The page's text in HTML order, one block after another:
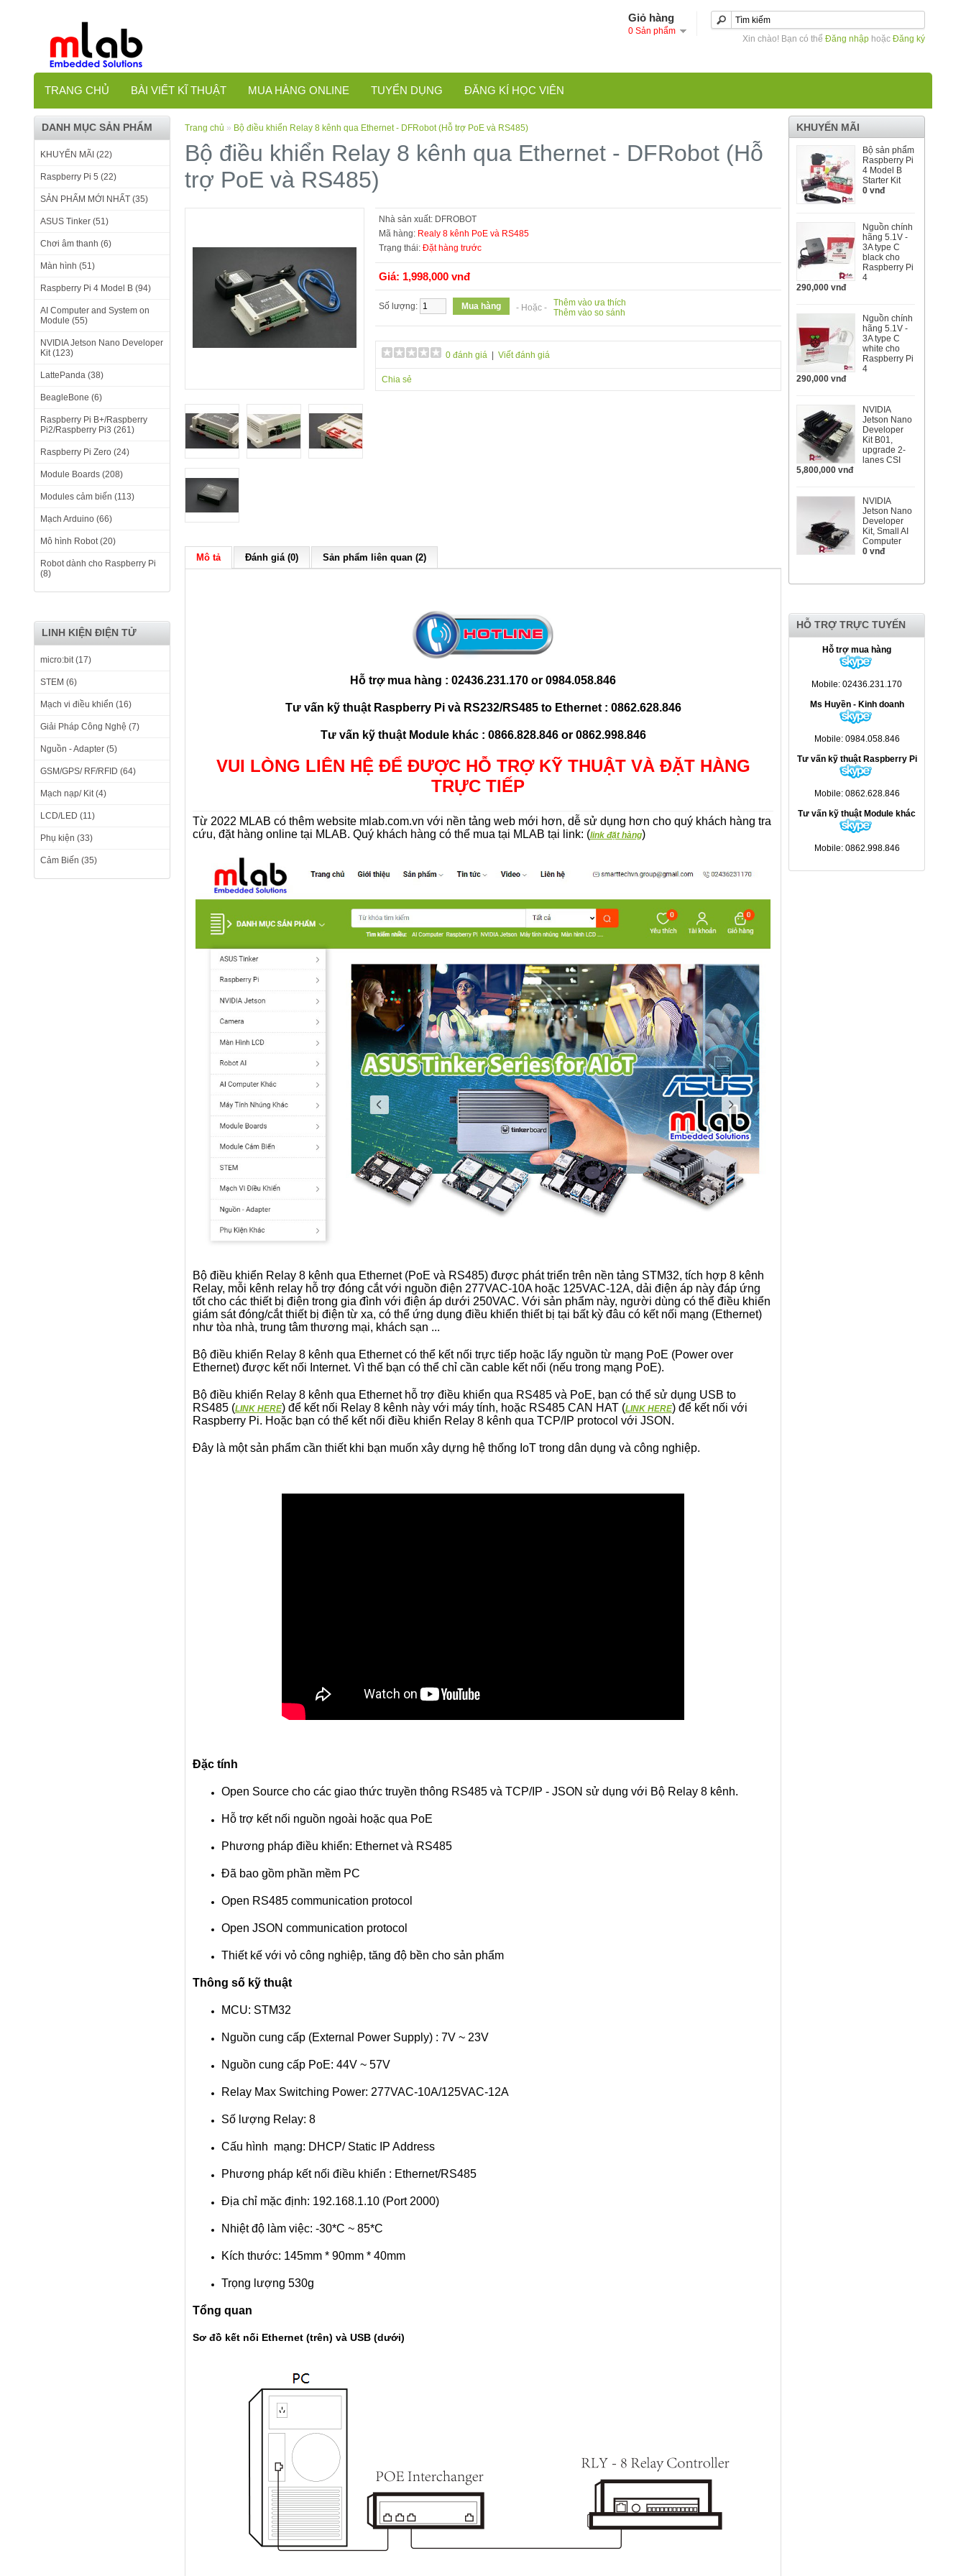
Giỏ hàng
0 Sản phẩm
Xin chào! Bạn có thể Đăng nhập hoặc Đăng ký
TRANG CHỦ BÀI VIẾT KĨ THUẬT MUA HÀNG ONLINE TUYỂN DỤNG ĐĂNG KÍ HỌC VIÊN
DANH MỤC SẢN PHẨM
KHUYẾN MÃI (22)
Raspberry Pi 5 (22)
SẢN PHẨM MỚI NHẤT (35)
ASUS Tinker (51)
Chơi âm thanh (6)
Màn hình (51)
Raspberry Pi 4 Model B (94)
AI Computer and System on
Module (55)
NVIDIA Jetson Nano Developer
Kit (123)
LattePanda (38)
BeagleBone (6)
Raspberry Pi B+/Raspberry
Pi2/Raspberry Pi3 (261)
Raspberry Pi Zero (24)
Module Boards (208)
Modules cảm biến (113)
Mạch Arduino (66)
Mô hình Robot (20)
Robot dành cho Raspberry Pi
(8)
LINH KIỆN ĐIỆN TỬ
micro:bit (17)
STEM (6)
Mạch vi điều khiển (16)
Giải Pháp Công Nghệ (7)
Nguồn - Adapter (5)
GSM/GPS/ RF/RFID (64)
Mạch nạp/ Kit (4)
LCD/LED (11)
Phụ kiện (33)
Cảm Biến (35)
KHUYẾN MÃI
Bộ sản phẩm
Raspberry Pi
4 Model B
Starter Kit
0 vnđ
Nguồn chính
hãng 5.1V -
3A type C
black cho
Raspberry Pi
4
290,000 vnđ
Nguồn chính
hãng 5.1V -
3A type C
white cho
Raspberry Pi
4
290,000 vnđ
NVIDIA
Jetson Nano
Developer
Kit B01,
upgrade 2-
lanes CSI
5,800,000 vnđ
NVIDIA
Jetson Nano
Developer
Kit, Small AI
Computer
0 vnđ
HỖ TRỢ TRỰC TUYẾN
Hỗ trợ mua hàng
Mobile: 02436.231.170
Ms Huyền - Kinh doanh
Mobile: 0984.058.846
Tư vấn kỹ thuật Raspberry Pi
Mobile: 0862.628.846
Tư vấn kỹ thuật Module khác
Mobile: 0862.998.846
Trang chủ » Bộ điều khiển Relay 8 kênh qua Ethernet - DFRobot (Hỗ trợ PoE và RS485)
Bộ điều khiển Relay 8 kênh qua Ethernet - DFRobot (Hỗ
trợ PoE và RS485)
Nhà sản xuất: DFROBOT
Mã hàng: Realy 8 kênh PoE và RS485
Trạng thái: Đặt hàng trước
Giá: 1,998,000 vnđ
Số lượng: - Hoặc - Thêm vào ưa thích
Thêm vào so sánh
0 đánh giá Viết đánh giá
Chia sẻ
Mô tả Đánh giá (0) Sản phẩm liên quan (2)
Hỗ trợ mua hàng : 02436.231.170 or 0984.058.846
Tư vấn kỹ thuật Raspberry Pi và RS232/RS485 to Ethernet : 0862.628.846
Tư vấn kỹ thuật Module khác : 0866.828.846 or 0862.998.846
VUI LÒNG LIÊN HỆ ĐỂ ĐƯỢC HỖ TRỢ KỸ THUẬT VÀ ĐẶT HÀNG
TRỰC TIẾP
Từ 2022 MLAB có thêm website mlab.com.vn với nền tảng web mới hơn, dễ sử dụng hơn cho quý khách hàng tra
cứu, đặt hàng online tại MLAB. Quý khách hàng có thể mua tại MLAB tại link: (link đặt hàng)
Bộ điều khiển Relay 8 kênh qua Ethernet (PoE và RS485) được phát triển trên nền tảng STM32, tích hợp 8 kênh
Relay, mỗi kênh relay hỗ trợ đóng cắt với nguồn điện 277VAC-10A hoặc 125VAC-12A, dải điện áp này đáp ứng
tốt cho các thiết bị điện trong gia đình với điện áp dưới 250VAC. Với sản phẩm này, người dùng có thể điều khiển
giám sát đóng/cắt thiết bị điện từ xa, có thể ứng dụng điều khiển thiết bị tại bất kỳ đâu có kết nối mạng (Ethernet)
như tòa nhà, trung tâm thương mại, khách sạn ...
Bộ điều khiển Relay 8 kênh qua Ethernet có thể kết nối trực tiếp hoặc lấy nguồn từ mạng PoE (Power over
Ethernet) được kết nối Internet. Vì thế bạn có thể chỉ cần cable kết nối (nếu trong mạng PoE).
Bộ điều khiển Relay 8 kênh qua Ethernet hỗ trợ điều khiển qua RS485 và PoE, bạn có thể sử dụng USB to
RS485 (LINK HERE) để kết nối Relay 8 kênh này với máy tính, hoặc RS485 CAN HAT (LINK HERE) để kết nối với
Raspberry Pi. Hoặc bạn có thể kết nối điều khiển Relay 8 kênh qua TCP/IP protocol với JSON.
Đây là một sản phẩm cần thiết khi bạn muốn xây dựng hệ thống IoT trong dân dụng và công nghiệp.
Đặc tính
Open Source cho các giao thức truyền thông RS485 và TCP/IP - JSON sử dụng với Bộ Relay 8 kênh.
Hỗ trợ kết nối nguồn ngoài hoặc qua PoE
Phương pháp điều khiển: Ethernet và RS485
Đã bao gồm phần mềm PC
Open RS485 communication protocol
Open JSON communication protocol
Thiết kế với vỏ công nghiệp, tăng độ bền cho sản phẩm
Thông số kỹ thuật
MCU: STM32
Nguồn cung cấp (External Power Supply) : 7V ~ 23V
Nguồn cung cấp PoE: 44V ~ 57V
Relay Max Switching Power: 277VAC-10A/125VAC-12A
Số lượng Relay: 8
Cấu hình mạng: DHCP/ Static IP Address
Phương pháp kết nối điều khiển : Ethernet/RS485
Địa chỉ mặc định: 192.168.1.10 (Port 2000)
Nhiệt độ làm việc: -30*C ~ 85*C
Kích thước: 145mm * 90mm * 40mm
Trọng lượng 530g
Tổng quan
Sơ đồ kết nối Ethernet (trên) và USB (dưới)